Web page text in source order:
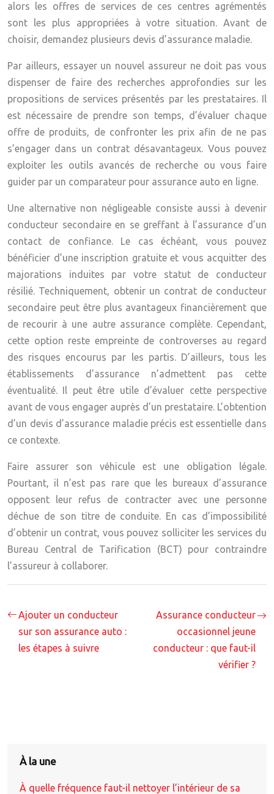
alors les offres de services de ces centres agrémentés
sont les plus appropriées à votre situation. Avant de
choisir, demandez plusieurs devis d’assurance maladie.
Par ailleurs, essayer un nouvel assureur ne doit pas vous
dispenser de faire des recherches approfondies sur les
propositions de services présentés par les prestataires. Il
est nécessaire de prendre son temps, d’évaluer chaque
offre de produits, de confronter les prix afin de ne pas
s’engager dans un contrat désavantageux. Vous pouvez
exploiter les outils avancés de recherche ou vous faire
guider par un comparateur pour assurance auto en ligne.
Une alternative non négligeable consiste aussi à devenir
conducteur secondaire en se greffant à l’assurance d’un
contact de confiance. Le cas échéant, vous pouvez
bénéficier d’une inscription gratuite et vous acquitter des
majorations induites par votre statut de conducteur
résilié. Techniquement, obtenir un contrat de conducteur
secondaire peut être plus avantageux financièrement que
de recourir à une autre assurance complète. Cependant,
cette option reste empreinte de controverses au regard
des risques encourus par les partis. D’ailleurs, tous les
établissements d’assurance n’admettent pas cette
éventualité. Il peut être utile d’évaluer cette perspective
avant de vous engager auprès d’un prestataire. L’obtention
d’un devis d’assurance maladie précis est essentielle dans
ce contexte.
Faire assurer son véhicule est une obligation légale.
Pourtant, il n’est pas rare que les bureaux d’assurance
opposent leur refus de contracter avec une personne
déchue de son titre de conduite. En cas d’impossibilité
d’obtenir un contrat, vous pouvez solliciter les services du
Bureau Central de Tarification (BCT) pour contraindre
l’assureur à collaborer.
Ajouter un conducteur
sur son assurance auto :
les étapes à suivre
Assurance conducteur
occasionnel jeune
conducteur : que faut-il
vérifier ?
À la une
À quelle fréquence faut-il nettoyer l’intérieur de sa